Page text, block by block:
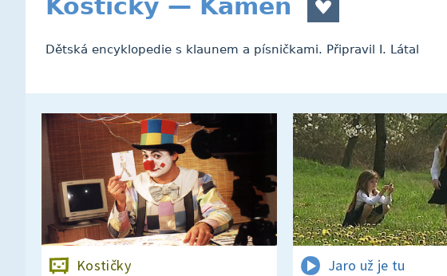
Kostičky — Kámen
Dětská encyklopedie s klaunem a písničkami. Připravil I. Látal
Kostičky Jaro už je tu